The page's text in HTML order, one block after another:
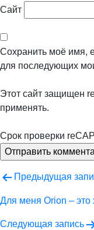
Сайт
Сохранить моё имя,
для последующих
Этот сайт защищен
применять.
Срок проверки
Навигация
по
записям
Предыдущая
Для меня Orion –
Следующая запись